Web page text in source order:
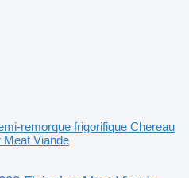
remorque frigorifique Chereau
Meat Viande